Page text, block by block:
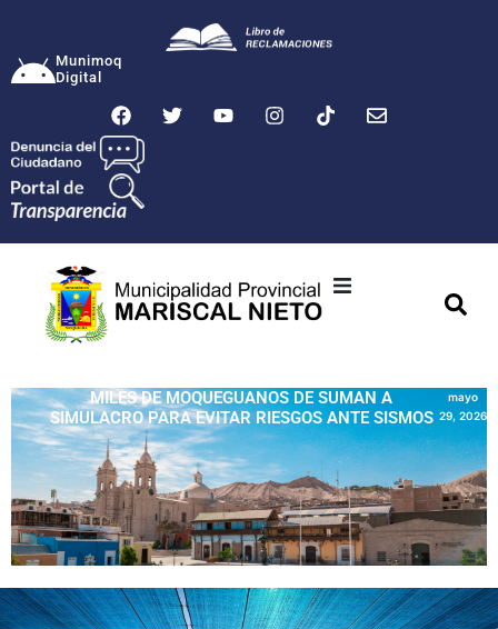
Munimoq
Digital
Transparencia
Seguridad
Programas
MILES DE MOQUEGUANOS DE SUMAN A
SIMULACRO PARA EVITAR RIESGOS ANTE SISMOS
mayo
29, 2026